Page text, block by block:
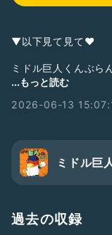
▼以下見て見て❤︎
ミドル巨人くんぶら
zaboのサポートポ
【シン野球トーク】
https://
BC%E3%82%AF-
②サブポッドキャス
...もっと読む
2026-06-13
ミドル巨
過去の収録